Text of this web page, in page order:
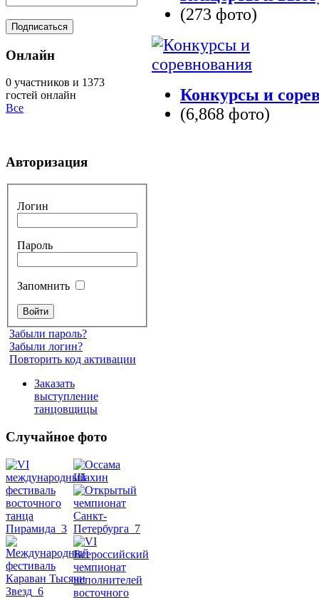
(273 фото)
Конкурсы и
(6,868 фото)
Онлайн
0 участников и 1373
гостей онлайн
Все
Авторизация
Логин
Пароль
Запомнить
Забыли пароль?
Забыли логин?
Повторить код активации
Заказать
выступление
танцовщицы
Случайное фото
Belly